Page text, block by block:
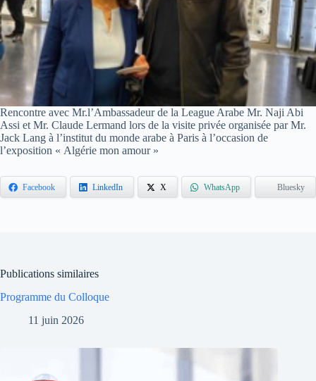
Rencontre avec Mr.l’Ambassadeur de la League Arabe Mr. Naji Abi
Assi et Mr. Claude Lermand lors de la visite privée organisée par Mr.
Jack Lang à l’institut du monde arabe à Paris à l’occasion de
l’exposition « Algérie mon amour »
Facebook LinkedIn X WhatsApp Bluesky
Publications similaires
Programme du Colloque
11 juin 2026